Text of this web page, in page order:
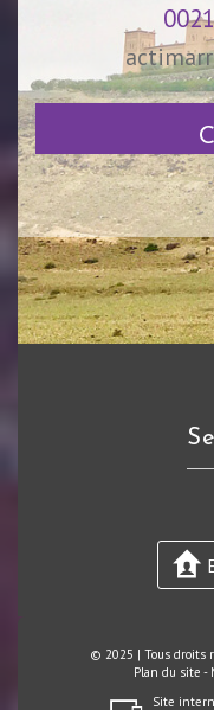
© 2025 | Tous droits
Plan du site -
Site